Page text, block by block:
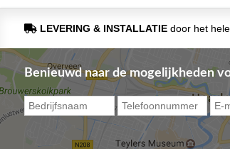
LEVERING & INSTALLATIEdoor het
Benieuwd naar de mogelijkheden